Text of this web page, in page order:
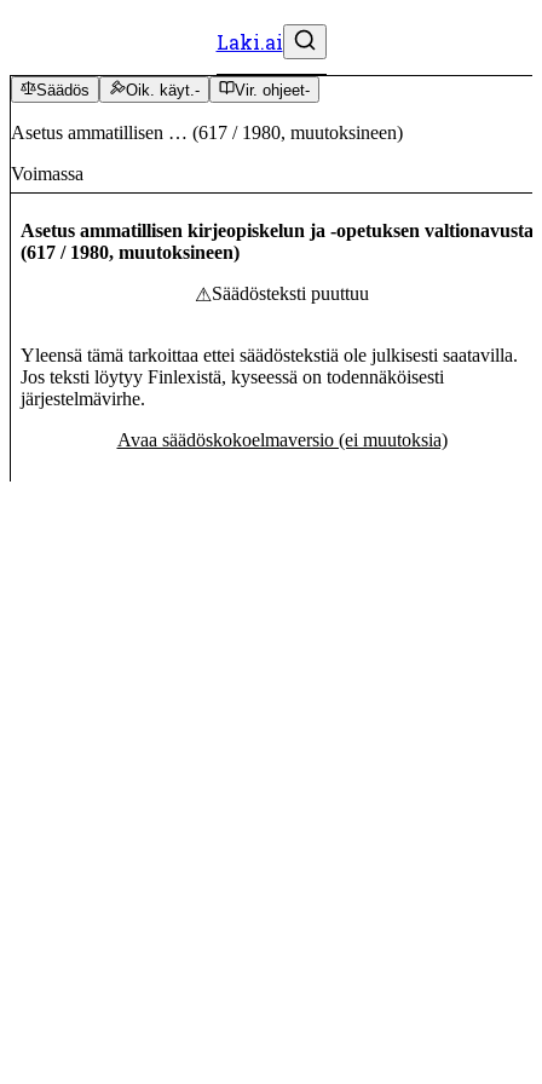
Laki.ai
Säädös Oik. käyt.- Vir. ohjeet-
Asetus ammatillisen … (617 / 1980, muutoksineen)
Voimassa
Asetus ammatillisen kirjeopiskelun ja -opetuksen valtionavusta
(617 / 1980, muutoksineen)
⚠Säädösteksti puuttuu
Yleensä tämä tarkoittaa ettei säädöstekstiä ole julkisesti saatavilla.
Jos teksti löytyy Finlexistä, kyseessä on todennäköisesti
järjestelmävirhe.
Avaa säädöskokoelmaversio (ei muutoksia)